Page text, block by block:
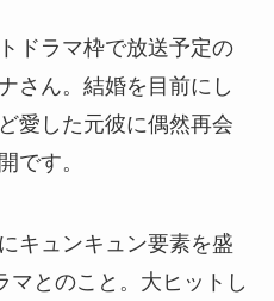
ドラマ枠で放送予定の
さん。結婚を目前にし
愛した元彼に偶然再会
です。
キュンキュン要素を盛
マとのこと。大ヒットし